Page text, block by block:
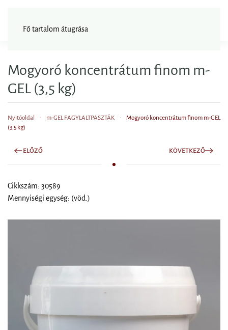
Fő tartalom átugrása
Mogyoró koncentrátum finom m-
GEL (3,5 kg)
Nyitóoldal m-GEL FAGYLALTPASZTÁK
Mogyoró koncentrátum finom m-GEL
(3,5 kg)
ELŐZŐ KÖVETKEZŐ
Cikkszám: 30589
Mennyiségi egység: (vöd.)